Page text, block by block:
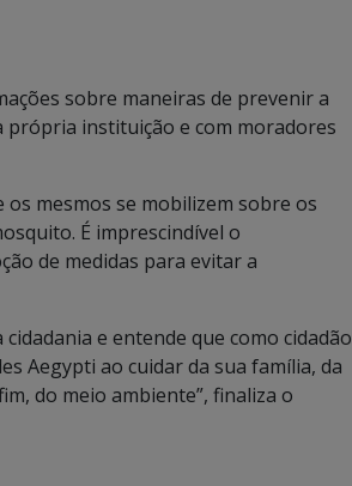
sobre maneiras de prevenir a
instituição e com moradores
mesmos se mobilizem sobre os
É imprescindível o
de medidas para evitar a
e entende que como cidadão
Aegypti ao cuidar da sua família, da
do meio ambiente”, finaliza o